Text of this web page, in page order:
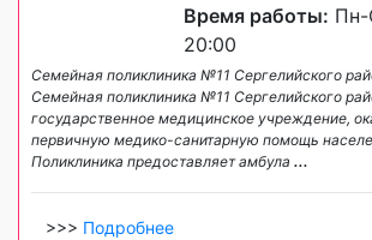
Время работы:
20:00
Семейная поликлиника №11 Сергелийского
Семейная поликлиника №11 Сергелийского
государственное медицинское учреждение,
первичную медико-санитарную помощь
Поликлиника предоставляет амбула ...
>>> Подробнее